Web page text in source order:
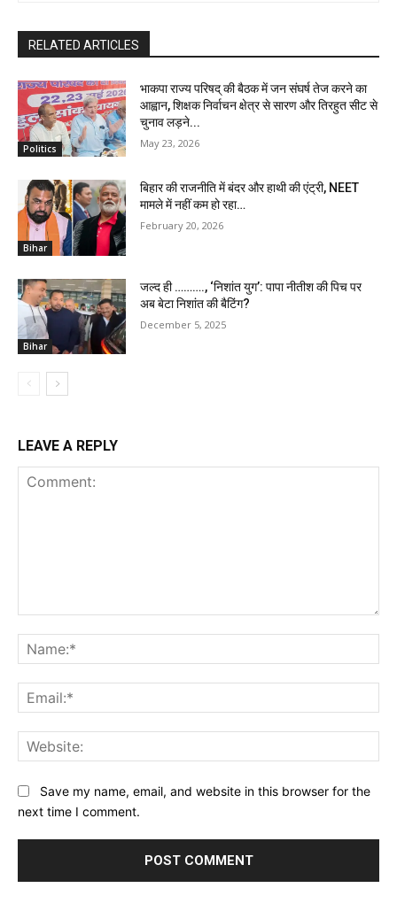
RELATED ARTICLES
Politics
भाकपा राज्य परिषद् की बैठक में जन संघर्ष तेज करने का
आह्वान, शिक्षक निर्वाचन क्षेत्र से सारण और तिरहुत सीट से
चुनाव लड़ने...
May 23, 2026
Bihar
बिहार की राजनीति में बंदर और हाथी की एंट्री, NEET
मामले में नहीं कम हो रहा…
February 20, 2026
Bihar
जल्द ही ………., ‘निशांत युग’: पापा नीतीश की पिच पर
अब बेटा निशांत की बैटिंग?
December 5, 2025
LEAVE A REPLY
Save my name, email, and website in this browser for the
next time I comment.